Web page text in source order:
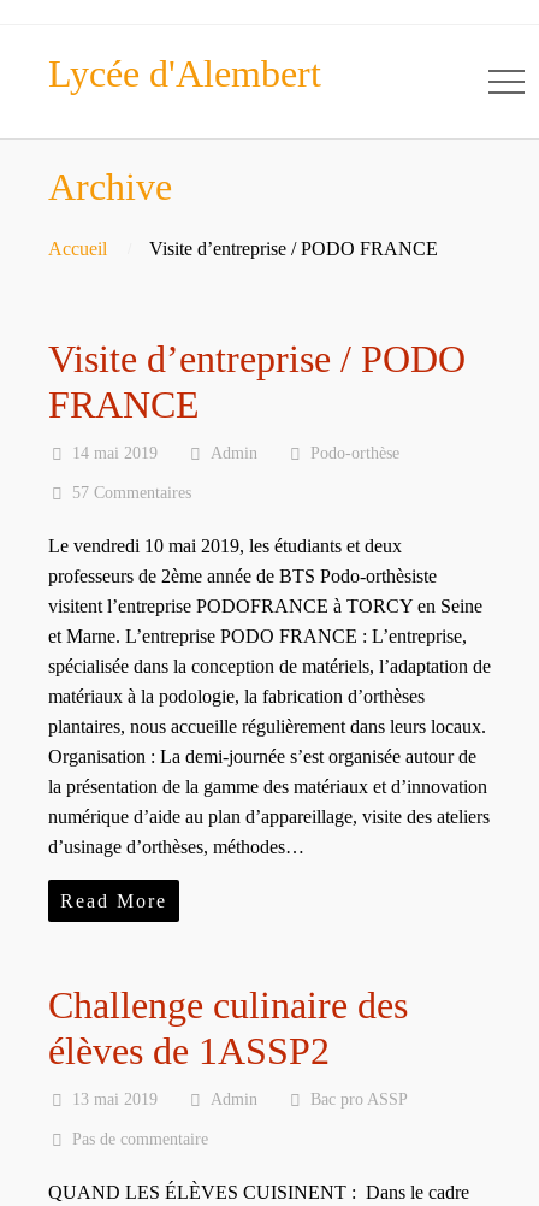
Lycée d'Alembert
Archive
Accueil Visite d’entreprise / PODO FRANCE
Visite d’entreprise / PODO
FRANCE
14 mai 2019 Admin Podo-orthèse
57 Commentaires
Le vendredi 10 mai 2019, les étudiants et deux
professeurs de 2ème année de BTS Podo-orthèsiste
visitent l’entreprise PODOFRANCE à TORCY en Seine
et Marne. L’entreprise PODO FRANCE : L’entreprise,
spécialisée dans la conception de matériels, l’adaptation de
matériaux à la podologie, la fabrication d’orthèses
plantaires, nous accueille régulièrement dans leurs locaux.
Organisation : La demi-journée s’est organisée autour de
la présentation de la gamme des matériaux et d’innovation
numérique d’aide au plan d’appareillage, visite des ateliers
d’usinage d’orthèses, méthodes…
Read More
Challenge culinaire des
élèves de 1ASSP2
13 mai 2019 Admin Bac pro ASSP
Pas de commentaire
QUAND LES ÉLÈVES CUISINENT : Dans le cadre